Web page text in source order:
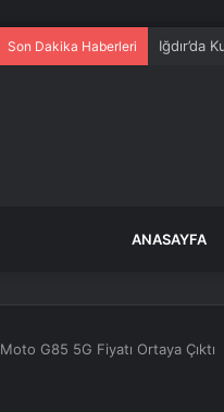
Son Dakika Haberleri Iğdır’da
ANASAYFA
Moto G85 5G Fiyatı Ortaya Çıktı